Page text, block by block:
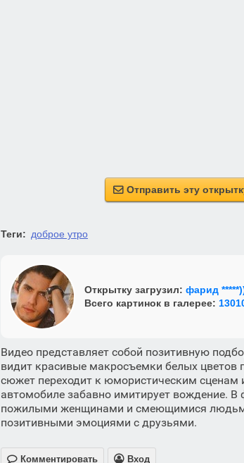
 Отправить эту
Теги: доброе утро
Открытку загрузил: фарид
Всего картинок в галерее:
Видео представляет собой позитивную
видит красивые макросъемки белых цветов
сюжет переходит к юмористическим сценам
автомобиле забавно имитирует вождение.
пожилыми женщинами и смеющимися
позитивными эмоциями с друзьями.
 Комментировать  Вход